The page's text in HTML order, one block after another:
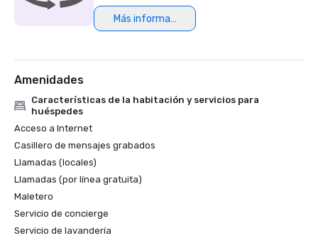
World Travel premia al mejor complejo con casinos de
Más información
Amenidades
Características de la habitación y servicios para
huéspedes
Acceso a Internet
Casillero de mensajes grabados
Llamadas (locales)
Llamadas (por línea gratuita)
Maletero
Servicio de concierge
Servicio de lavandería